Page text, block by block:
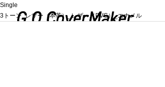
Single
3トーン_レザー（本革）_レザー（PVC）_エナメル